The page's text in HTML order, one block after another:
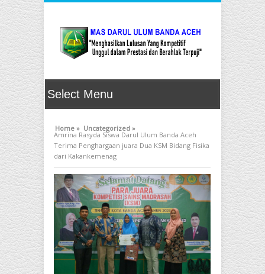
Home » Uncategorized »
Amrina Rasyda Siswa Darul Ulum Banda Aceh
Terima Penghargaan juara Dua KSM Bidang Fisika
dari Kakankemenag